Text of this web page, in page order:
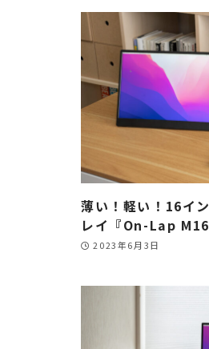
薄い！軽い！16イ
レイ『On-Lap
2023年6月3日